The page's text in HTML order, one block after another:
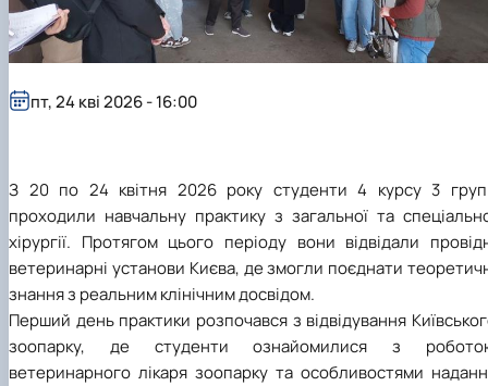
З 20 по 24 квітня 2026 року студенти 4 курсу 3
проходили навчальну практику з загальної та
хірургії. Протягом цього періоду вони відвідали
ветеринарні установи Києва, де змогли поєднати
знання з реальним клінічним досвідом.
Перший день практики розпочався з відвідування
зоопарку, де студенти ознайомилися з
ветеринарного лікаря зоопарку та особливостями
пт, 24 кві 2026 - 16:00